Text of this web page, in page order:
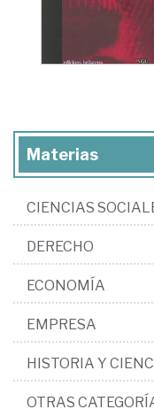
Materias
CIENCIAS
DERECHO
ECONOMÍA
EMPRESA
HISTORIA Y
OTRAS